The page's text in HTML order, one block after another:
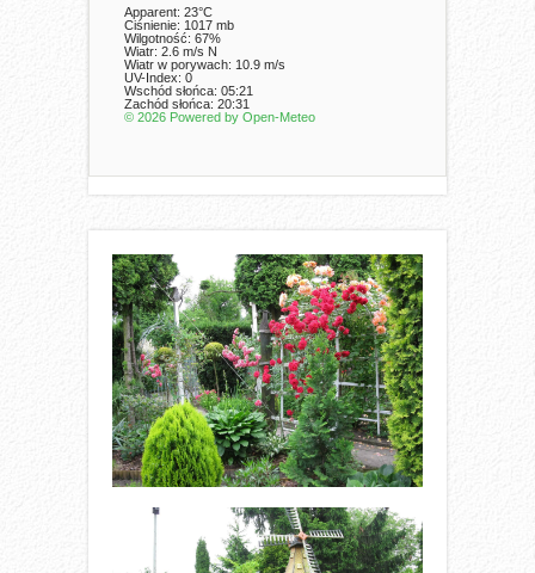
Apparent: 23°C
Ciśnienie: 1017 mb
Wilgotność: 67%
Wiatr: 2.6 m/s N
Wiatr w porywach: 10.9 m/s
UV-Index: 0
Wschód słońca: 05:21
Zachód słońca: 20:31
© 2026 Powered by Open-Meteo